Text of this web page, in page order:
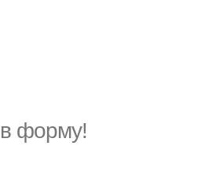
форму!